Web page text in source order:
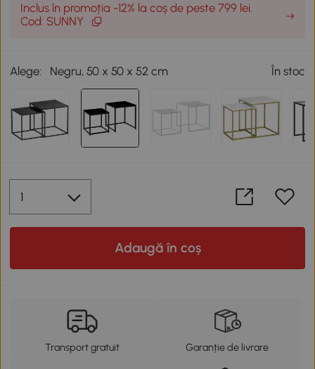
Inclus în promoția -12% la coș de peste 799 lei.
Cod: SUNNY
Alege: Negru, 50 x 50 x 52 cm În stoc
Adaugă în coș
Transport gratuit Garanție de livrare